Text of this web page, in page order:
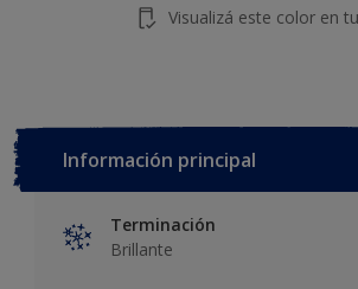
Visualizá este color en
Información principal
Terminación
Brillante